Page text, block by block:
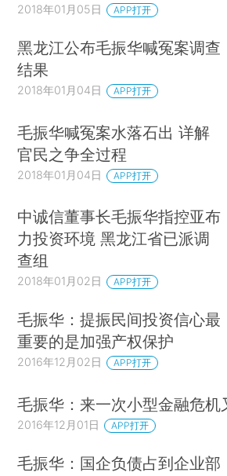
2018年01月05日 APP打开
黑龙江公布毛振华喊冤案调查
结果
2018年01月04日 APP打开
毛振华喊冤案水落石出 详解
官民之争全过程
2018年01月04日 APP打开
中诚信董事长毛振华指控亚布
力投资环境 黑龙江省已派调
查组
2018年01月02日 APP打开
毛振华：提振民间投资信心最
重要的是加强产权保护
2016年12月02日 APP打开
毛振华：来一次小型金融危机
2016年12月01日 APP打开
毛振华：国企负债占到企业部